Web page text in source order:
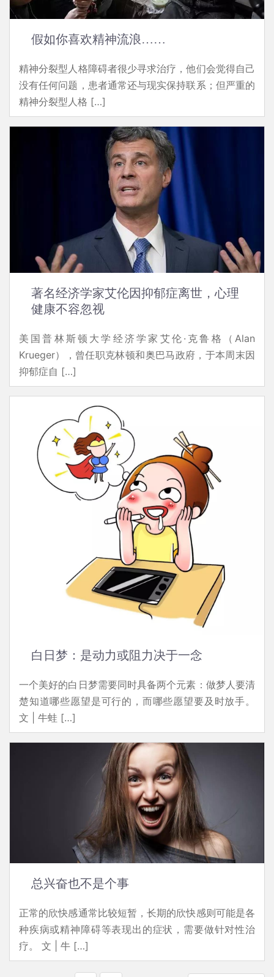
假如你喜欢精神流浪……
精神分裂型人格障碍者很少寻求治疗，他们会觉得自己
没有任何问题，患者通常还与现实保持联系；但严重的
精神分裂型人格 […]
著名经济学家艾伦因抑郁症离世，心理
健康不容忽视
美国普林斯顿大学经济学家艾伦·克鲁格（Alan
Krueger），曾任职克林顿和奥巴马政府，于本周末因
抑郁症自 […]
白日梦：是动力或阻力决于一念
一个美好的白日梦需要同时具备两个元素：做梦人要清
楚知道哪些愿望是可行的，而哪些愿望要及时放手。
文 | 牛蛙 […]
总兴奋也不是个事
正常的欣快感通常比较短暂，长期的欣快感则可能是各
种疾病或精神障碍等表现出的症状，需要做针对性治
疗。 文 | 牛 […]